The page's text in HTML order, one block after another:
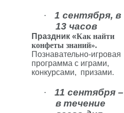
·
1 сентября, в
13 часов
Праздник «Как найти
конфеты знаний».
Познавательно-игровая
программа с играми,
конкурсами, призами.
·
11 сентября –
в течение